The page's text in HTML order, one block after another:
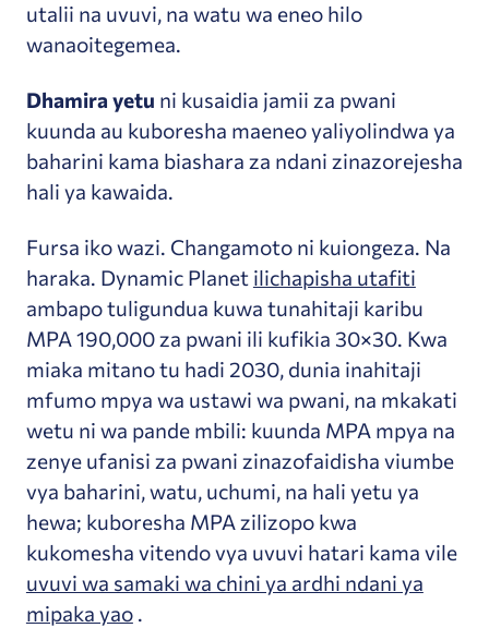
utalii na uvuvi, na watu wa eneo hilo
wanaoitegemea.
Dhamira yetu ni kusaidia jamii za pwani
kuunda au kuboresha maeneo yaliyolindwa ya
baharini kama biashara za ndani zinazorejesha
hali ya kawaida.
Fursa iko wazi. Changamoto ni kuiongeza. Na
haraka. Dynamic Planet ilichapisha utafiti
ambapo tuligundua kuwa tunahitaji karibu
MPA 190,000 za pwani ili kufikia 30×30. Kwa
miaka mitano tu hadi 2030, dunia inahitaji
mfumo mpya wa ustawi wa pwani, na mkakati
wetu ni wa pande mbili: kuunda MPA mpya na
zenye ufanisi za pwani zinazofaidisha viumbe
vya baharini, watu, uchumi, na hali yetu ya
hewa; kuboresha MPA zilizopo kwa
kukomesha vitendo vya uvuvi hatari kama vile
uvuvi wa samaki wa chini ya ardhi ndani ya
mipaka yao .